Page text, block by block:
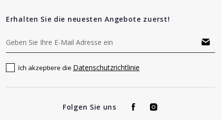
Erhalten Sie die neuesten Angebote zuerst!
Ich akzeptiere die Datenschutzrichtlinie
Folgen Sie uns